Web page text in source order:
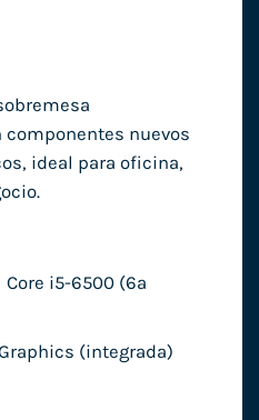
nuevos
ideal para oficina,
Core i5-6500 (6ª
(integrada)